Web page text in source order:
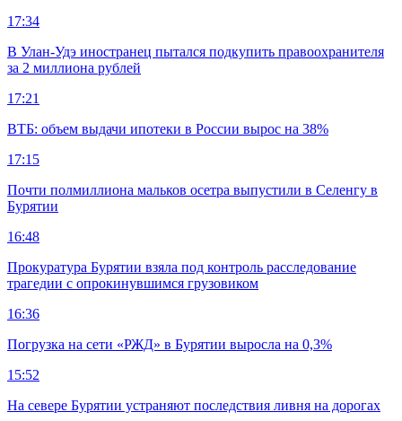
17:34
В Улан-Удэ иностранец пытался подкупить правоохранителя
за 2 миллиона рублей
17:21
ВТБ: объем выдачи ипотеки в России вырос на 38%
17:15
Почти полмиллиона мальков осетра выпустили в Селенгу в
Бурятии
16:48
Прокуратура Бурятии взяла под контроль расследование
трагедии с опрокинувшимся грузовиком
16:36
Погрузка на сети «РЖД» в Бурятии выросла на 0,3%
15:52
На севере Бурятии устраняют последствия ливня на дорогах